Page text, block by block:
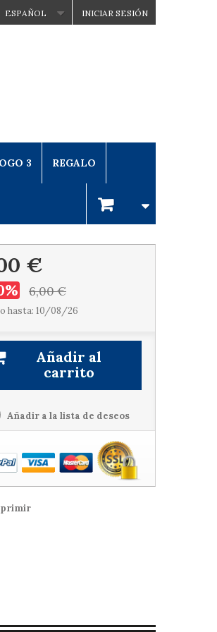
INICIAR SESIÓN
ESPAÑOL
3 REGALO
€
6,00 €
hasta: 10/08/26
Añadir al
carrito
Añadir a la lista de deseos